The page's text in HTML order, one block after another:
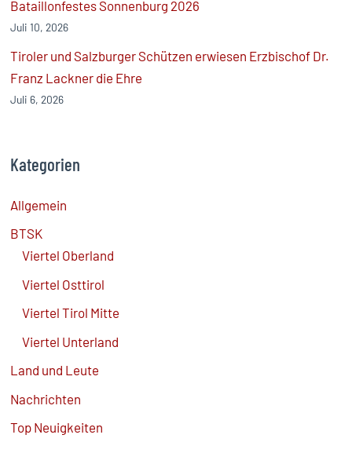
Bataillonfestes Sonnenburg 2026
Juli 10, 2026
Tiroler und Salzburger Schützen erwiesen Erzbischof Dr.
Franz Lackner die Ehre
Juli 6, 2026
Kategorien
Allgemein
BTSK
Viertel Oberland
Viertel Osttirol
Viertel Tirol Mitte
Viertel Unterland
Land und Leute
Nachrichten
Top Neuigkeiten